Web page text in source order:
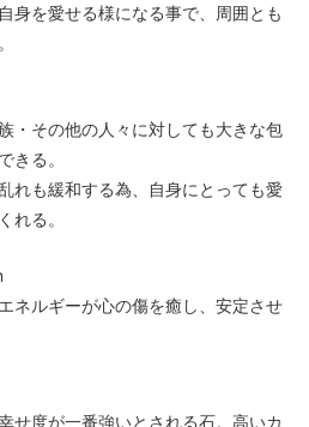
身を愛せる様になる事で、周囲とも
・その他の人々に対しても大きな包
きる。
れも緩和する為、自身にとっても愛
れる。
ネルギーが心の傷を癒し、安定させ
せ度が一番強いとされる石。高いカ